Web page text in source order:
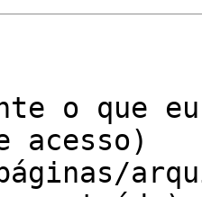
o que
acesso)